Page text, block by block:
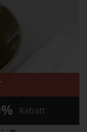
Rabatt